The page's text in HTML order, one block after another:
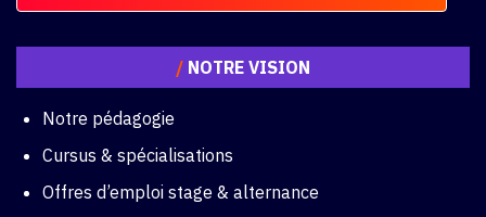
/ NOTRE VISION
Notre pédagogie
Cursus & spécialisations
Offres d’emploi stage & alternance